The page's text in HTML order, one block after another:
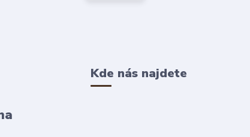
Kde nás najdete